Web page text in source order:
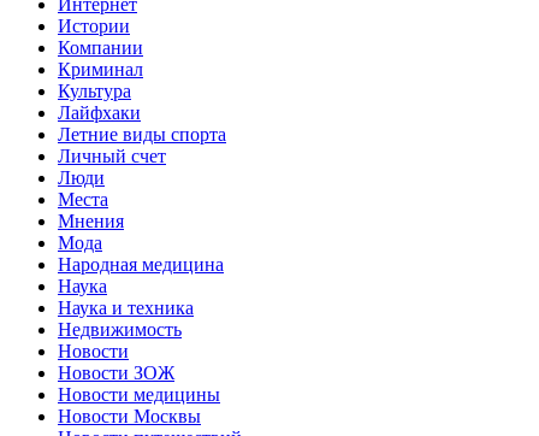
Интернет
Истории
Компании
Криминал
Культура
Лайфхаки
Летние виды спорта
Личный счет
Люди
Места
Мнения
Мода
Народная медицина
Наука
Наука и техника
Недвижимость
Новости
Новости ЗОЖ
Новости медицины
Новости Москвы